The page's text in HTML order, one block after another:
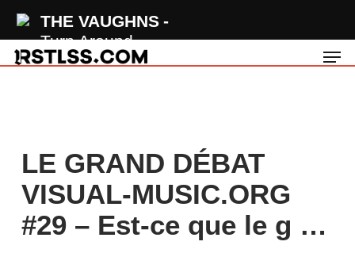
THE VAUGHNS
Turn Around
main
LE GRAND DÉBAT
VISUAL-MUSIC.ORG
#29 – Est-ce que le g …